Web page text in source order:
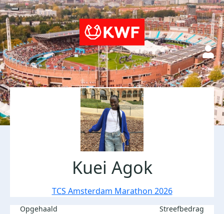
Kuei Agok
TCS Amsterdam Marathon 2026
Opgehaald Streefbedrag